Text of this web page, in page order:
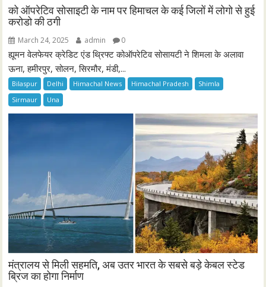
को ऑपरेटिव सोसाइटी के नाम पर हिमाचल के कई जिलों में लोगो से हुई
करोडो की ठगी
March 24, 2025 admin 0
ह्यूमन वेलफेयर क्रेडिट एंड थ्रिफ्ट कोऑपरेटिव सोसायटी ने शिमला के अलावा
ऊना, हमीरपुर, सोलन, सिरमौर, मंडी,...
Bilaspur Delhi Himachal News Himachal Pradesh
Shimla
Sirmaur
Una
मंत्रालय से मिली सहमति, अब उतर भारत के सबसे बड़े केबल स्टेड
ब्रिज का होगा निर्माण